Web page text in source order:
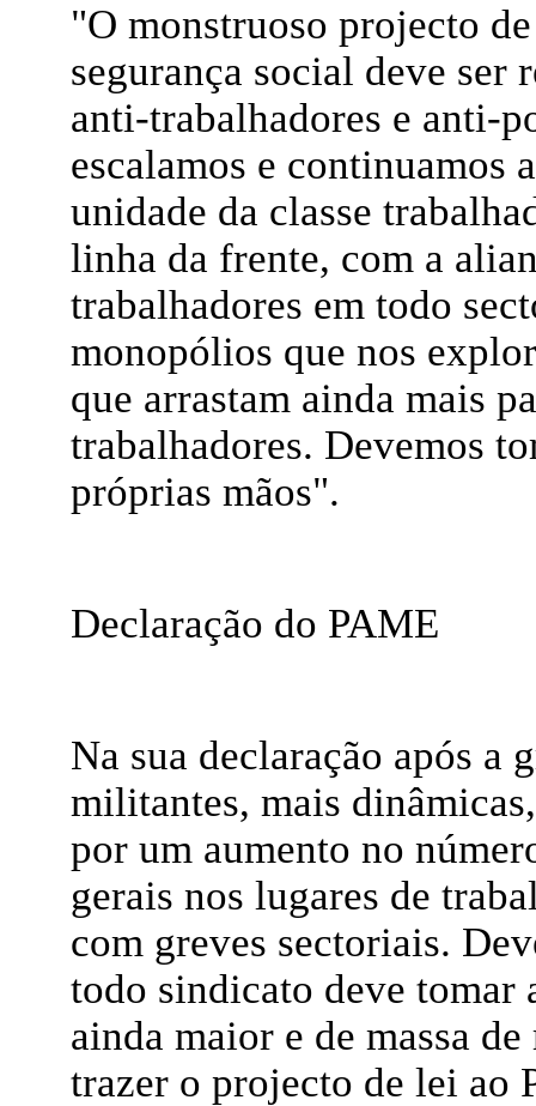
"O monstruoso projecto
segurança social deve ser
anti-trabalhadores e anti-
escalamos e
unidade da classe
linha da frente, com a
trabalhadores em todo
monopólios que nos
que arrastam ainda mais
trabalhadores. Devemos
próprias mãos".
Declaração do PAME
Na sua declaração após a
militantes, mais
por um aumento no
gerais nos lugares de
com greves sectoriais.
todo sindicato deve tomar
ainda maior e de massa
trazer o projecto de lei ao